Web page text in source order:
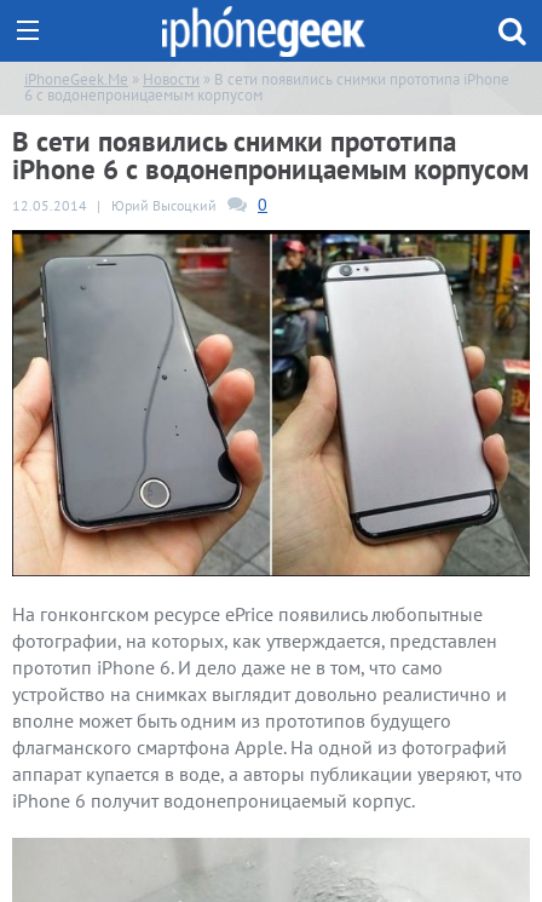
iPhoneGeek.Me » Новости » В сети появились снимки прототипа iPhone
6 с водонепроницаемым корпусом
В сети появились снимки прототипа
iPhone 6 с водонепроницаемым корпусом
12.05.2014 | Юрий Высоцкий 0
На гонконгском ресурсе ePrice появились любопытные
фотографии, на которых, как утверждается, представлен
прототип iPhone 6. И дело даже не в том, что само
устройство на снимках выглядит довольно реалистично и
вполне может быть одним из прототипов будущего
флагманского смартфона Apple. На одной из фотографий
аппарат купается в воде, а авторы публикации уверяют, что
iPhone 6 получит водонепроницаемый корпус.